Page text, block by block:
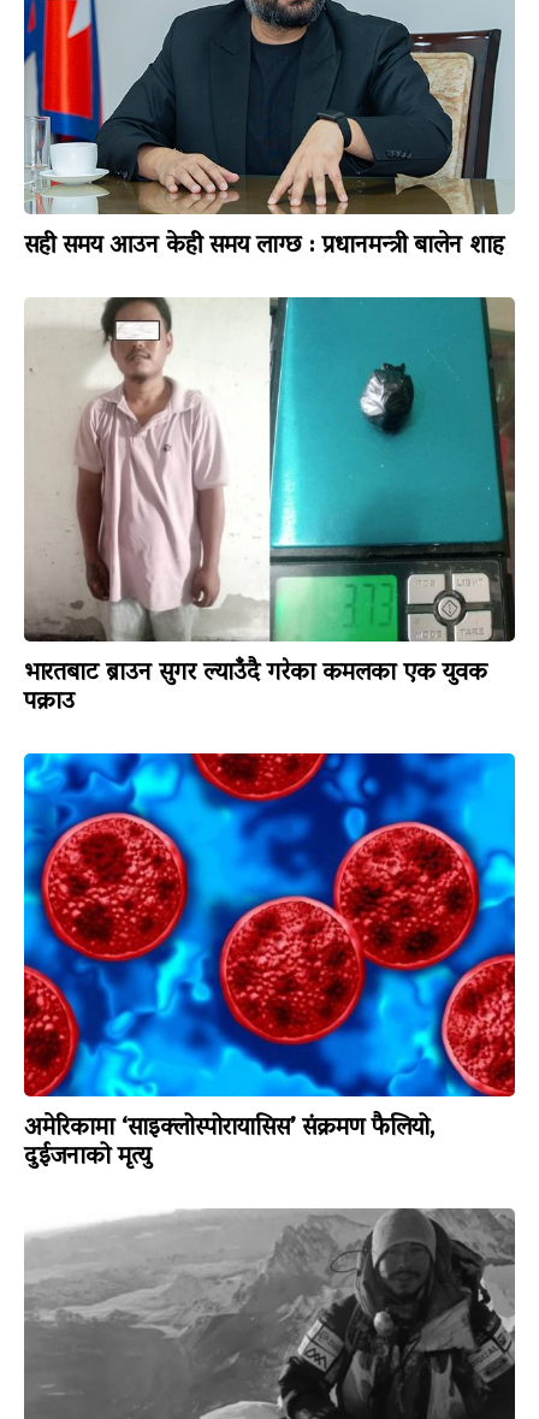
सही समय आउन केही समय लाग्छ : प्रधानमन्त्री बालेन शाह
भारतबाट ब्राउन सुगर ल्याउँदै गरेका कमलका एक युवक
पक्राउ
अमेरिकामा ‘साइक्लोस्पोरायासिस’ संक्रमण फैलियो,
दुईजनाको मृत्यु